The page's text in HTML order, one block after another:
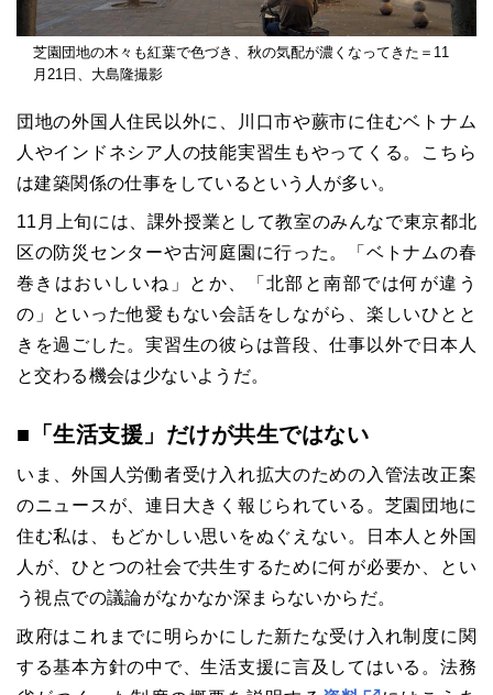
芝園団地の木々も紅葉で色づき、秋の気配が濃くなってきた＝11
月21日、大島隆撮影
団地の外国人住民以外に、川口市や蕨市に住むベトナム
人やインドネシア人の技能実習生もやってくる。こちら
は建築関係の仕事をしているという人が多い。
11月上旬には、課外授業として教室のみんなで東京都北
区の防災センターや古河庭園に行った。「ベトナムの春
巻きはおいしいね」とか、「北部と南部では何が違う
の」といった他愛もない会話をしながら、楽しいひとと
きを過ごした。実習生の彼らは普段、仕事以外で日本人
と交わる機会は少ないようだ。
■「生活支援」だけが共生ではない
いま、外国人労働者受け入れ拡大のための入管法改正案
のニュースが、連日大きく報じられている。芝園団地に
住む私は、もどかしい思いをぬぐえない。日本人と外国
人が、ひとつの社会で共生するために何が必要か、とい
う視点での議論がなかなか深まらないからだ。
政府はこれまでに明らかにした新たな受け入れ制度に関
する基本方針の中で、生活支援に言及してはいる。法務